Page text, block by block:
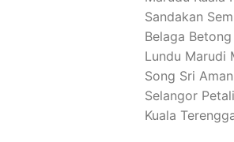
Sandakan
Belaga
Lundu Marudi
Song Sri
Selangor
Kuala